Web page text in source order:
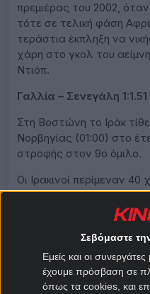
Σεβόμαστε
Εμείς και οι
έχουμε πρόσβαση σε
όπως τα cookies, και
πρεμιέρας του 2002,
τότε σε τελική φάση
τεράστια έκπληξη να
χάρη στο γκολ του
Ντιόπ.
Γαλλία – Σενεγάλη
Στη Βοστώνη το Ιράκ
Νορβηγίας (01:00) στο
στροφής στον 9ο όμιλο.
Οι Ιρακινοί περίμεναν
ξανά σε τελική φάση,
μοναδική συμμετοχή
στα γήπεδα της
Ιράκ – Νορβηγία 1:14.50